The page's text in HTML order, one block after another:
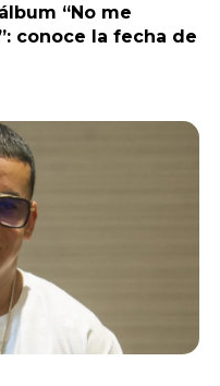
“No me
conoce la fecha de